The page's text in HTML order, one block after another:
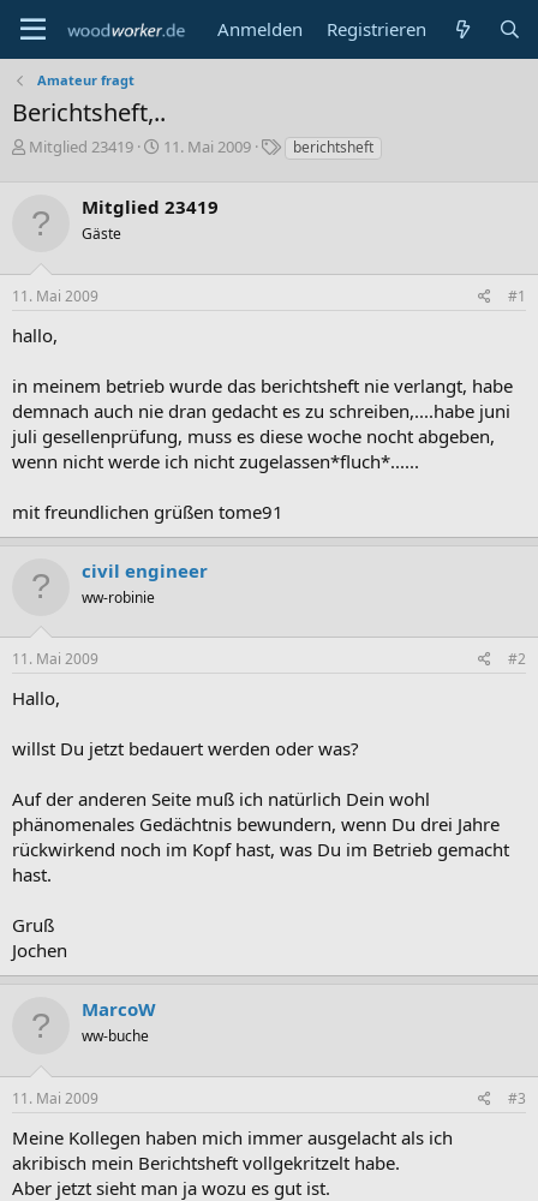
Anmelden Registrieren
Amateur fragt
Berichtsheft,..
E
l
e
Mitglied 23419
E
t
l
11. Mai 2009
S
w
berichtsheft
Mitglied 23419
Gäste
11. Mai 2009 #1
hallo,
in meinem betrieb wurde das berichtsheft nie verlangt, habe
demnach auch nie dran gedacht es zu schreiben,....habe juni
juli gesellenprüfung, muss es diese woche nocht abgeben,
wenn nicht werde ich nicht zugelassen*fluch*......
mit freundlichen grüßen tome91
civil engineer
ww-robinie
11. Mai 2009 #2
Hallo,
willst Du jetzt bedauert werden oder was?
Auf der anderen Seite muß ich natürlich Dein wohl
phänomenales Gedächtnis bewundern, wenn Du drei Jahre
rückwirkend noch im Kopf hast, was Du im Betrieb gemacht
hast.
Gruß
Jochen
MarcoW
ww-buche
11. Mai 2009 #3
Meine Kollegen haben mich immer ausgelacht als ich
akribisch mein Berichtsheft vollgekritzelt habe.
Aber jetzt sieht man ja wozu es gut ist.